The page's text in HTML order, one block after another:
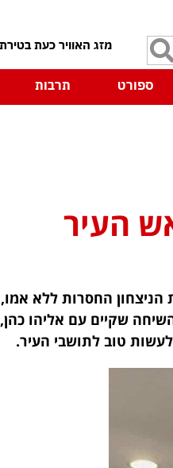
ספורט תרבות
העיר
החסרות ללא אמו,
שקיים עם אליהו כהן,
טוב לתושבי העיר.